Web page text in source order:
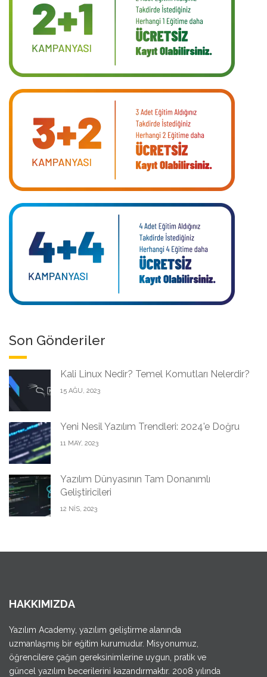
Son Gönderiler
Kali Linux Nedir? Temel Komutları Nelerdir?
15 AĞU, 2023
Yeni Nesil Yazılım Trendleri: 2024'e Doğru
11 MAY, 2023
Yazılım Dünyasının Tam Donanımlı
Geliştiricileri
12 NIS, 2023
HAKKIMIZDA
Yazılım Academy, yazılım geliştirme alanında
uzmanlaşmış bir eğitim kurumudur. Misyonumuz,
öğrencilere çağın gereksinimlerine uygun, pratik ve
güncel yazılım becerilerini kazandırmaktır. 2008 yılında